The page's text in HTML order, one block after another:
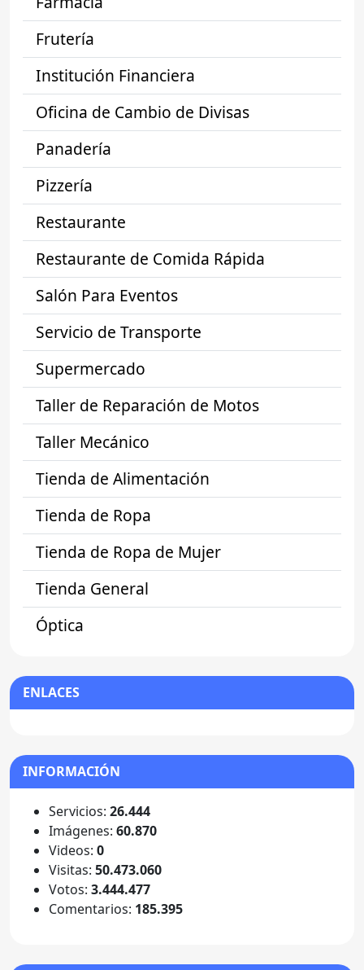
Frutería
Institución Financiera
Oficina de Cambio de Divisas
Panadería
Pizzería
Restaurante
Restaurante de Comida Rápida
Salón Para Eventos
Servicio de Transporte
Supermercado
Taller de Reparación de Motos
Taller Mecánico
Tienda de Alimentación
Tienda de Ropa
Tienda de Ropa de Mujer
Tienda General
Óptica
ENLACES
INFORMACIÓN
Servicios: 26.444
Imágenes: 60.870
Videos: 0
Visitas: 50.473.060
Votos: 3.444.477
Comentarios: 185.395